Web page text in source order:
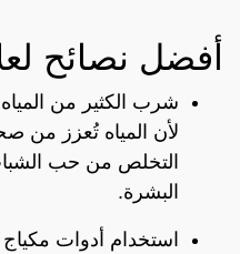
أفضل نصائح
لأن المياه تُعزز من
التخلص من حب
البشرة.
استخدام أدوات مكياج